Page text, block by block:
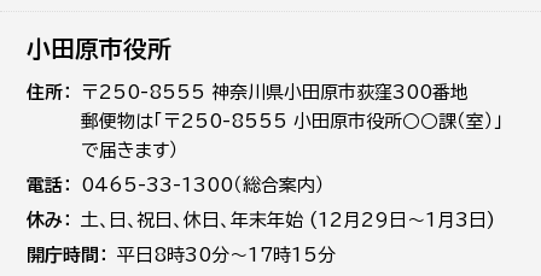
小田原市役所
住所
〒250-8555 神奈川県小田原市荻窪300番地
郵便物は「〒250-8555 小田原市役所○○課（室）」
で届きます）
電話
0465-33-1300（総合案内）
休み
土､日､祝日、休日、年末年始 (12月29日～1月3日)
開庁時間
平日8時30分～17時15分